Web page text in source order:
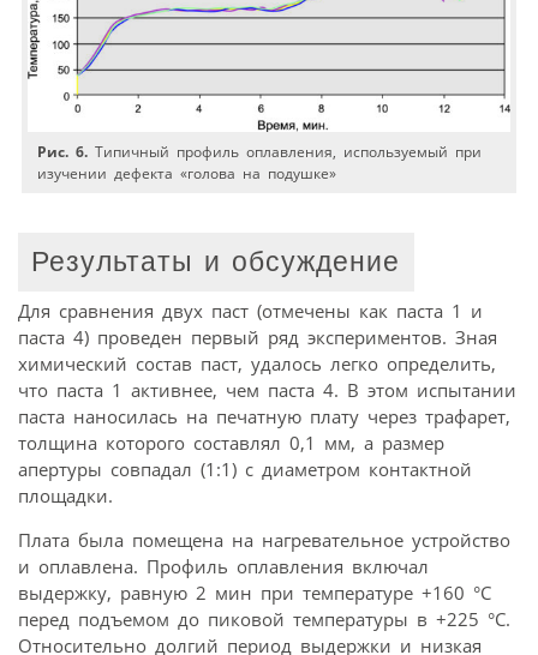
Рис. 6. Типичный профиль оплавления, используемый при
изучении дефекта «голова на подушке»
Результаты и обсуждение
Для сравнения двух паст (отмечены как паста 1 и
паста 4) проведен первый ряд экспериментов. Зная
химический состав паст, удалось легко определить,
что паста 1 активнее, чем паста 4. В этом испытании
паста наносилась на печатную плату через трафарет,
толщина которого составлял 0,1 мм, а размер
апертуры совпадал (1:1) с диаметром контактной
площадки.
Плата была помещена на нагревательное устройство
и оплавлена. Профиль оплавления включал
выдержку, равную 2 мин при температуре +160 °С
перед подъемом до пиковой температуры в +225 °С.
Относительно долгий период выдержки и низкая